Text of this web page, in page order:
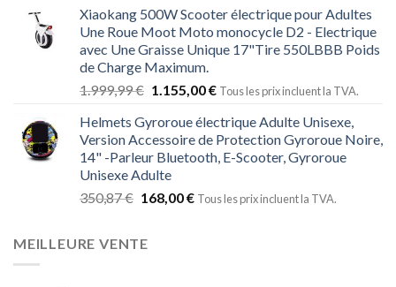
Xiaokang 500W Scooter électrique pour Adultes
Une Roue Moot Moto monocycle D2 - Electrique
avec Une Graisse Unique 17"Tire 550LBBB Poids
de Charge Maximum.
1.999,99€ 1.155,00€ Tous les prix incluent la TVA.
Helmets Gyroroue électrique Adulte Unisexe,
Version Accessoire de Protection Gyroroue Noire,
14" -Parleur Bluetooth, E-Scooter, Gyroroue
Unisexe Adulte
350,87€ 168,00€ Tous les prix incluent la TVA.
MEILLEURE VENTE